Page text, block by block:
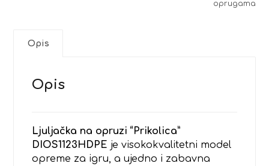
oprugama
Opis
Opis
Ljuljačka na opruzi “Prikolica”
DIOS1123HDPE je visokokvalitetni model
opreme za igru, a ujedno i zabavna